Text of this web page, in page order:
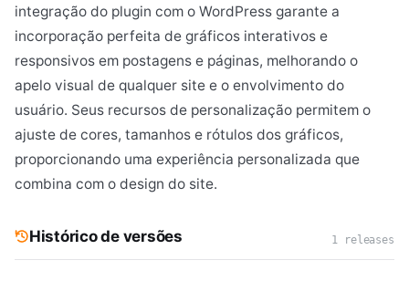
integração do plugin com o WordPress garante a
incorporação perfeita de gráficos interativos e
responsivos em postagens e páginas, melhorando o
apelo visual de qualquer site e o envolvimento do
usuário. Seus recursos de personalização permitem o
ajuste de cores, tamanhos e rótulos dos gráficos,
proporcionando uma experiência personalizada que
combina com o design do site.
Histórico de versões 1 releases